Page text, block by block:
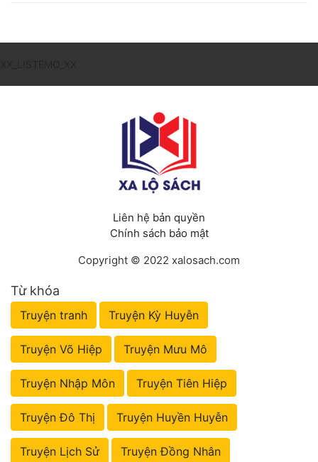
Liên hệ bản quyền
Chính sách bảo mật
Copyright © 2022 xalosach.com
Từ khóa
Truyện tranh Truyện Kỳ Huyễn
Truyện Võ Hiệp Truyện Mưu Mô
Truyện Nhập Môn Truyện Tiên Hiệp
Truyện Đô Thị Truyện Huyền Huyễn
Truyện Lịch Sử Truyện Đồng Nhân